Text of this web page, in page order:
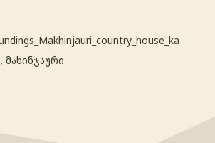
, მახინჯაური